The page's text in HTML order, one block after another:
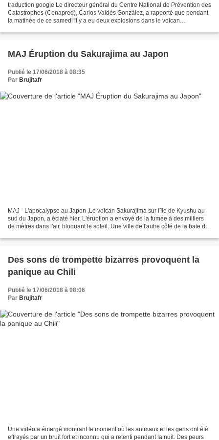
traduction google Le directeur général du Centre National de Prévention des
Catastrophes (Cenapred), Carlos Valdés González, a rapporté que pendant
la matinée de ce samedi il y a eu deux explosions dans le volcan
MAJ Éruption du Sakurajima au Japon
Publié le 17/06/2018 à 08:35
Par Brujitafr
MAJ - L'apocalypse au Japon ,Le volcan Sakurajima sur l'île de Kyushu au
sud du Japon, a éclaté hier. L'éruption a envoyé de la fumée à des milliers
de mètres dans l'air, bloquant le soleil. Une ville de l'autre côté de la baie du
Des sons de trompette bizarres provoquent la
panique au Chili
Publié le 17/06/2018 à 08:06
Par Brujitafr
Une vidéo a émergé montrant le moment où les animaux et les gens ont été
effrayés par un bruit fort et inconnu qui a retenti pendant la nuit. Des peurs